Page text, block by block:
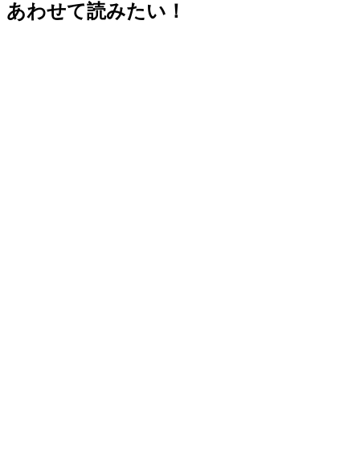
あわせて読みたい！